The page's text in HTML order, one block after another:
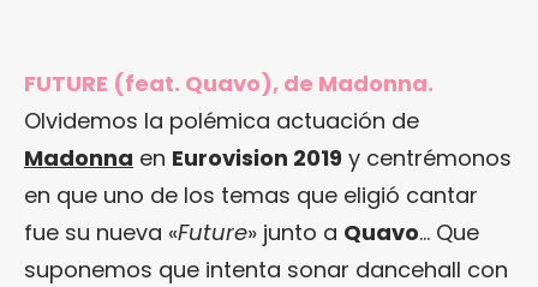
FUTURE (feat. Quavo), de Madonna.
Olvidemos la polémica actuación de
Madonna en Eurovision 2019 y centrémonos
en que uno de los temas que eligió cantar
fue su nueva «Future» junto a Quavo… Que
suponemos que intenta sonar dancehall con